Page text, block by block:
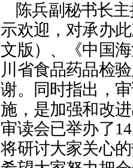
陈兵副秘书长
示欢迎，对承办
文版）、《中国
川省食品药品检
谢。同时指出，
施，是加强和改
审读会已举办了
将研讨大家关心